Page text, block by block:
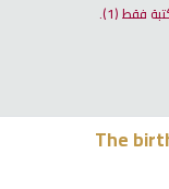
فقط(1).
The